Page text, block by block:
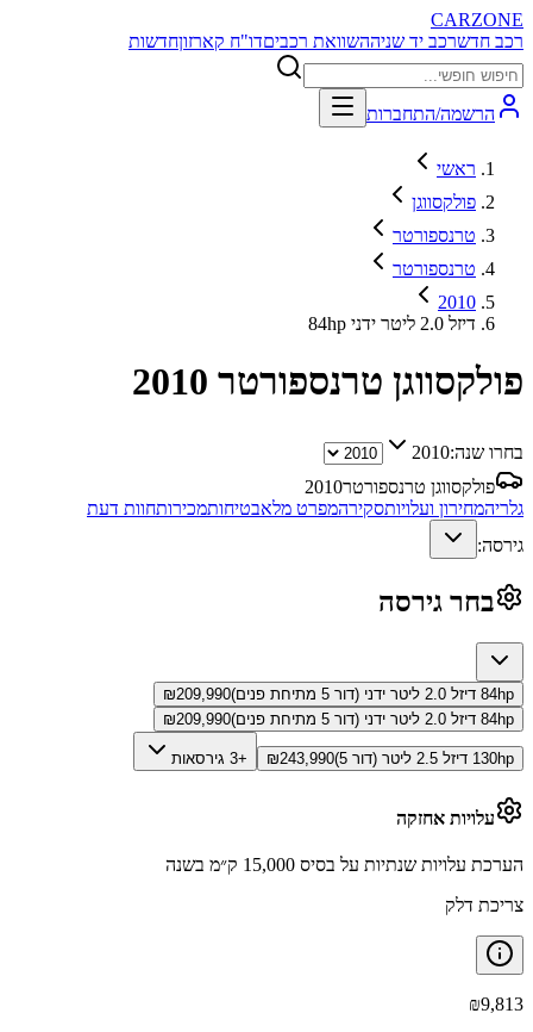
CARZONE
רכב חדשרכב יד שניההשוואת רכביםדו"ח קארזוןחדשות
הרשמה/התחברות
ראשי
פולקסווגן
טרנספורטר
טרנספורטר
2010
84hp דיזל 2.0 ליטר ידני
פולקסווגן טרנספורטר 2010
בחרו שנה:2010
פולקסווגן טרנספורטר2010
גלריהמחירון ועלויותסקירהמפרט מלאבטיחותמכירותחוות דעת
גירסה:
בחר גירסה
84hp דיזל 2.0 ליטר ידני (דור 5 מתיחת פנים) ₪209,990
84hp דיזל 2.0 ליטר ידני (דור 5 מתיחת פנים)
₪209,990
130hp דיזל 2.5 ליטר (דור 5) ₪243,990 +3 גירסאות
עלויות אחזקה
הערכת עלויות שנתיות על בסיס 15,000 ק״מ בשנה
צריכת דלק
₪9,813